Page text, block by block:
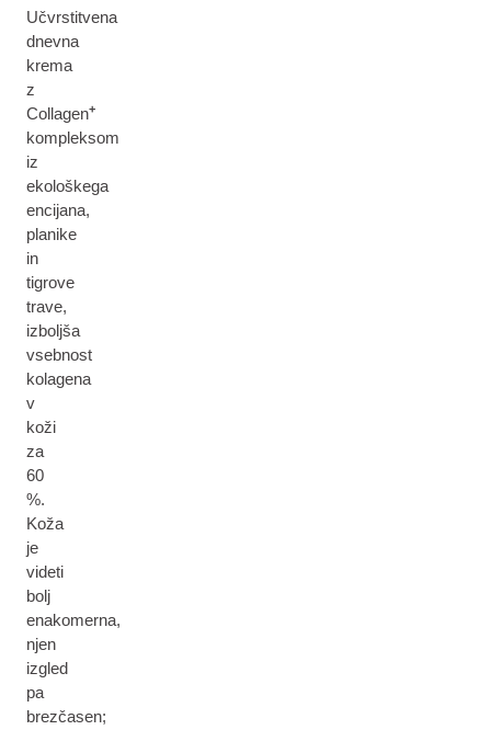
Učvrstitvena
dnevna
krema
z
Collagen+
kompleksom
iz
ekološkega
encijana,
planike
in
tigrove
trave,
izboljša
vsebnost
kolagena
v
koži
za
60
%.
Koža
je
videti
bolj
enakomerna,
njen
izgled
pa
brezčasen;